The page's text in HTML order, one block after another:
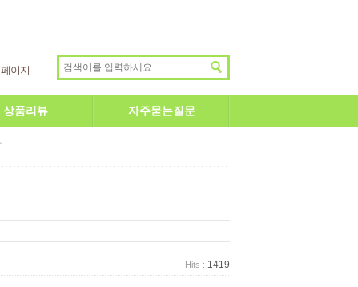
이지
상품리뷰 자주묻는질문
Hits : 1419